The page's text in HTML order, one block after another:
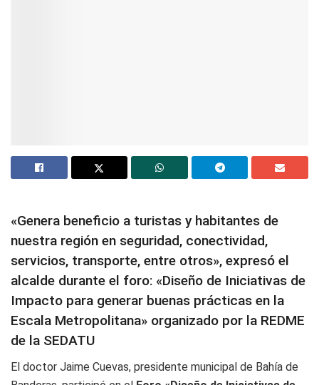
«Genera beneficio a turistas y habitantes de
nuestra región en seguridad, conectividad,
servicios, transporte, entre otros», expresó el
alcalde durante el foro: «Diseño de Iniciativas de
Impacto para generar buenas prácticas en la
Escala Metropolitana» organizado por la REDME
de la SEDATU
El doctor Jaime Cuevas, presidente municipal de Bahía de